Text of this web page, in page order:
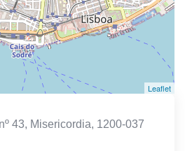
Leaflet
43, Misericordia, 1200-037